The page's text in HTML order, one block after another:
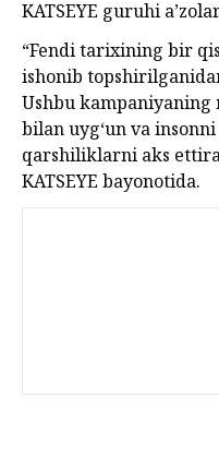
KATSEYE guruhi
“Fendi tarixining bir
ishonib
Ushbu
bilan uyg‘un va
qarshiliklarni aks
KATSEYE bayonotida.